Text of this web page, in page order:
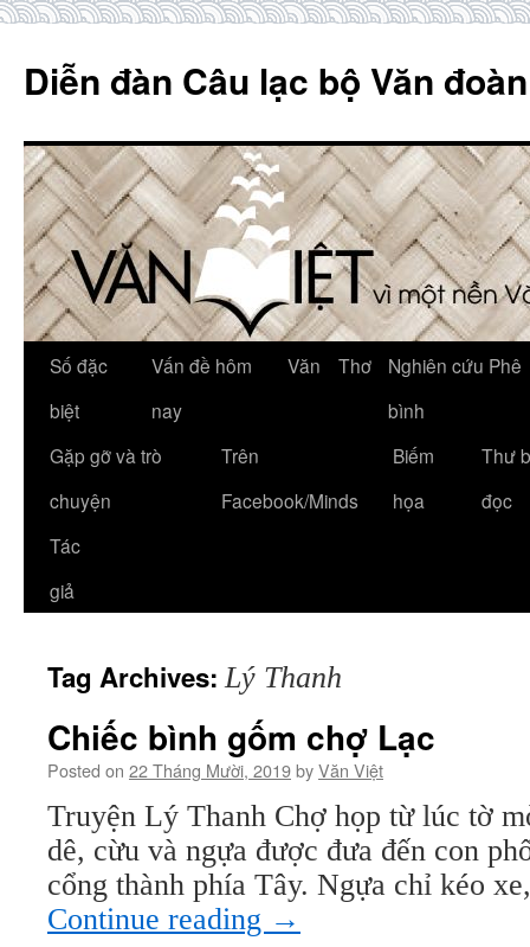
content
Diễn đàn Câu lạc bộ Văn
Số đặc
biệt
Vấn đề hôm
nay
Văn Thơ
Nghiên cứu Phê
bình
Gặp gỡ và trò
chuyện
Trên
Facebook/Minds
Biếm
họa
Thư
đọc
Tác
giả
Tag Archives:Lý Thanh
Chiếc bình gốm chợ Lạc
Posted on 22 Tháng Mười, 2019byVăn Việt
Truyện Lý Thanh Chợ họp từ lúc tờ
dê, cừu và ngựa được đưa đến con
cổng thành phía Tây. Ngựa chỉ kéo
Continue reading →